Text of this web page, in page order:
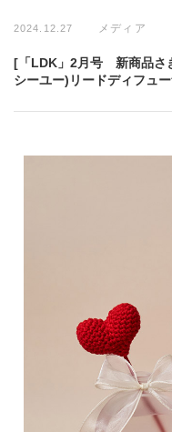
2024.12.27 メディア
[「LDK」2月号 新商品さ
シーユー)リードディフュ